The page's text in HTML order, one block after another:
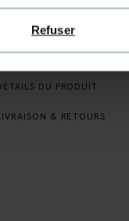
Refuser
le bain ou lorsque vous
particulier, peut
permanente les bijoux.
DU PRODUIT
& RETOURS